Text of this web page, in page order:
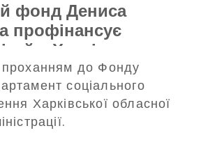
фонд Дениса
профінансує
з Харківщини на
до Польщі
проханням до Фонду
соціального
Харківської обласної